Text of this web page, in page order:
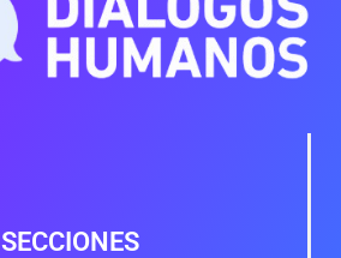
SECCIONES